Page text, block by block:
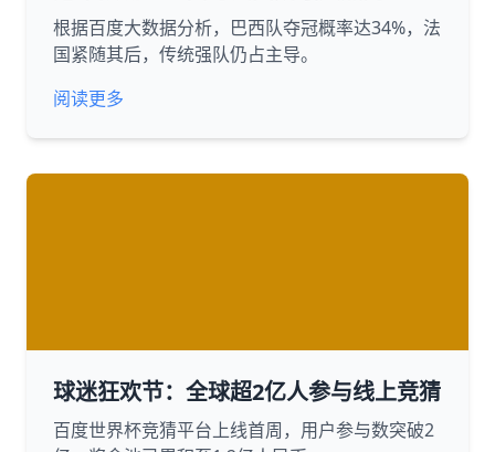
根据百度大数据分析，巴西队夺冠概率达34%，法
国紧随其后，传统强队仍占主导。
阅读更多
球迷狂欢节：全球超2亿人参与线上竞猜
百度世界杯竞猜平台上线首周，用户参与数突破2